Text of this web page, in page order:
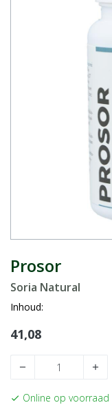
Prosor
Soria Natural
Inhoud:
41,08
remove add
check Online op voorraad